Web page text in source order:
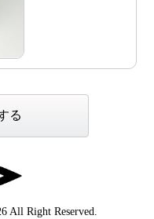
る
All Right Reserved.